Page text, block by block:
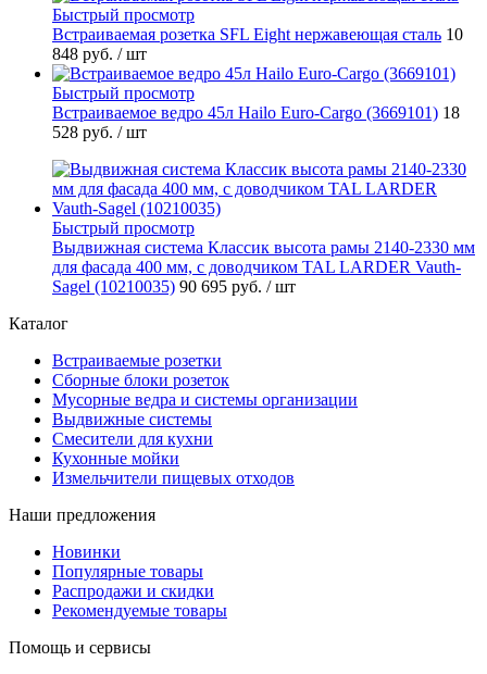
Быстрый просмотр
Встраиваемая розетка SFL Eight нержавеющая сталь 10
848 руб. / шт
Быстрый просмотр
Встраиваемое ведро 45л Hailo Euro-Cargo (3669101) 18
528 руб. / шт
Быстрый просмотр
Выдвижная система Классик высота рамы 2140-2330 мм
для фасада 400 мм, с доводчиком TAL LARDER Vauth-
Sagel (10210035) 90 695 руб. / шт
Каталог
Встраиваемые розетки
Сборные блоки розеток
Мусорные ведра и системы организации
Выдвижные системы
Смесители для кухни
Кухонные мойки
Измельчители пищевых отходов
Наши предложения
Новинки
Популярные товары
Распродажи и скидки
Рекомендуемые товары
Помощь и сервисы